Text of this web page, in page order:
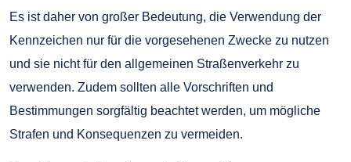
Es ist daher von großer Bedeutung, die Verwendung der
Kennzeichen nur für die vorgesehenen Zwecke zu nutzen
und sie nicht für den allgemeinen Straßenverkehr zu
verwenden. Zudem sollten alle Vorschriften und
Bestimmungen sorgfältig beachtet werden, um mögliche
Strafen und Konsequenzen zu vermeiden.